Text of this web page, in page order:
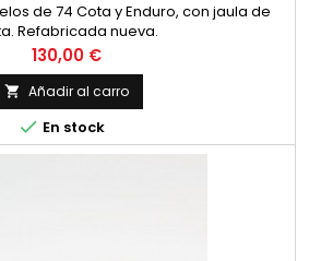
de 74 Cota y Enduro, con jaula de
Refabricada nueva.
Precio
130,00 €
 Añadir al carro
 En stock